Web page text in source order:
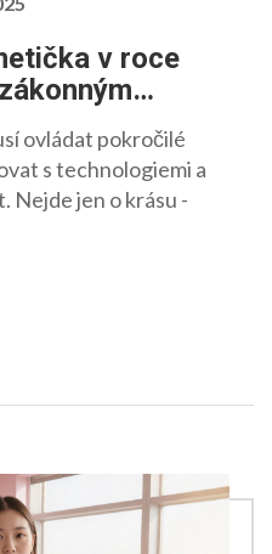
v roce
ovládat pokročilé
s technologiemi a
Nejde jen o krásu -